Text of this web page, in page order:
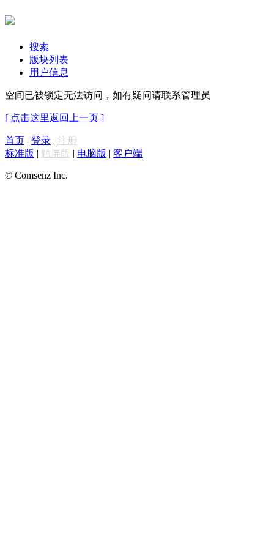
搜索
版块列表
用户信息
空间已被锁定无法访问，如有疑问请联系管理员
[ 点击这里返回上一页 ]
首页 | 登录 | 注册
标准版 | 触屏版 | 电脑版 | 客户端
© Comsenz Inc.